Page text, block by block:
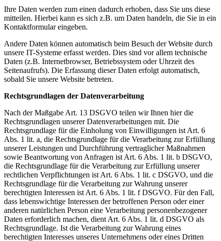
Ihre Daten werden zum einen dadurch erhoben, dass Sie uns diese
mitteilen. Hierbei kann es sich z.B. um Daten handeln, die Sie in ein
Kontaktformular eingeben.
Andere Daten können automatisch beim Besuch der Website durch
unsere IT-Systeme erfasst werden. Dies sind vor allem technische
Daten (z.B. Internetbrowser, Betriebssystem oder Uhrzeit des
Seitenaufrufs). Die Erfassung dieser Daten erfolgt automatisch,
sobald Sie unsere Website betreten.
Rechtsgrundlagen der Datenverarbeitung
Nach der Maßgabe Art. 13 DSGVO teilen wir Ihnen hier die
Rechtsgrundlagen unserer Datenverarbeitungen mit. Die
Rechtsgrundlage für die Einholung von Einwilligungen ist Art. 6
Abs. 1 lit. a, die Rechtsgrundlage für die Verarbeitung zur Erfüllung
unserer Leistungen und Durchführung vertraglicher Maßnahmen
sowie Beantwortung von Anfragen ist Art. 6 Abs. 1 lit. b DSGVO,
die Rechtsgrundlage für die Verarbeitung zur Erfüllung unserer
rechtlichen Verpflichtungen ist Art. 6 Abs. 1 lit. c DSGVO, und die
Rechtsgrundlage für die Verarbeitung zur Wahrung unserer
berechtigten Interessen ist Art. 6 Abs. 1 lit. f DSGVO. Für den Fall,
dass lebenswichtige Interessen der betroffenen Person oder einer
anderen natürlichen Person eine Verarbeitung personenbezogener
Daten erforderlich machen, dient Art. 6 Abs. 1 lit. d DSGVO als
Rechtsgrundlage. Ist die Verarbeitung zur Wahrung eines
berechtigten Interesses unseres Unternehmens oder eines Dritten